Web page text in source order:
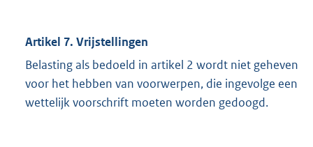
Artikel 7. Vrijstellingen
Belasting als bedoeld in artikel 2 wordt niet geheven
voor het hebben van voorwerpen, die ingevolge een
wettelijk voorschrift moeten worden gedoogd.